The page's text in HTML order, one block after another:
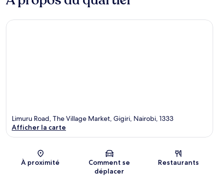
Carte
Limuru Road, The Village Market, Gigiri, Nairobi, 1333
Afficher la carte
À proximité
Comment se
déplacer
Restaurants